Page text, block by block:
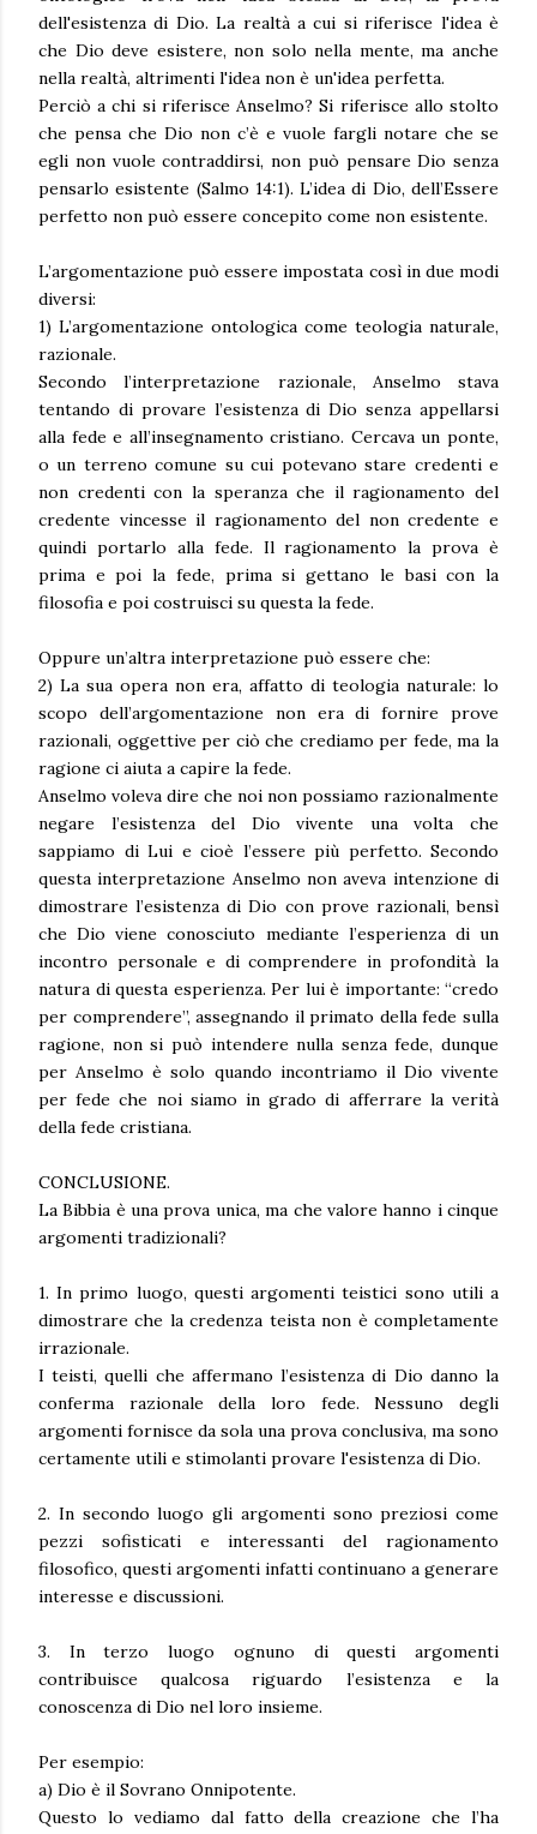
dell'esistenza di Dio. La realtà a cui si riferisce l'idea è
che Dio deve esistere, non solo nella mente, ma anche
nella realtà, altrimenti l'idea non è un'idea perfetta.
Perciò a chi si riferisce Anselmo? Si riferisce allo stolto
che pensa che Dio non c’è e vuole fargli notare che se
egli non vuole contraddirsi, non può pensare Dio senza
pensarlo esistente (Salmo 14:1). L’idea di Dio, dell’Essere
perfetto non può essere concepito come non esistente.
L’argomentazione può essere impostata così in due modi
diversi:
1) L’argomentazione ontologica come teologia naturale,
razionale.
Secondo l’interpretazione razionale, Anselmo stava
tentando di provare l’esistenza di Dio senza appellarsi
alla fede e all’insegnamento cristiano. Cercava un ponte,
o un terreno comune su cui potevano stare credenti e
non credenti con la speranza che il ragionamento del
credente vincesse il ragionamento del non credente e
quindi portarlo alla fede. Il ragionamento la prova è
prima e poi la fede, prima si gettano le basi con la
filosofia e poi costruisci su questa la fede.
Oppure un’altra interpretazione può essere che:
2) La sua opera non era, affatto di teologia naturale: lo
scopo dell’argomentazione non era di fornire prove
razionali, oggettive per ciò che crediamo per fede, ma la
ragione ci aiuta a capire la fede.
Anselmo voleva dire che noi non possiamo razionalmente
negare l’esistenza del Dio vivente una volta che
sappiamo di Lui e cioè l’essere più perfetto. Secondo
questa interpretazione Anselmo non aveva intenzione di
dimostrare l’esistenza di Dio con prove razionali, bensì
che Dio viene conosciuto mediante l’esperienza di un
incontro personale e di comprendere in profondità la
natura di questa esperienza. Per lui è importante: “credo
per comprendere”, assegnando il primato della fede sulla
ragione, non si può intendere nulla senza fede, dunque
per Anselmo è solo quando incontriamo il Dio vivente
per fede che noi siamo in grado di afferrare la verità
della fede cristiana.
CONCLUSIONE.
La Bibbia è una prova unica, ma che valore hanno i cinque
argomenti tradizionali?
1. In primo luogo, questi argomenti teistici sono utili a
dimostrare che la credenza teista non è completamente
irrazionale.
I teisti, quelli che affermano l’esistenza di Dio danno la
conferma razionale della loro fede. Nessuno degli
argomenti fornisce da sola una prova conclusiva, ma sono
certamente utili e stimolanti provare l'esistenza di Dio.
2. In secondo luogo gli argomenti sono preziosi come
pezzi sofisticati e interessanti del ragionamento
filosofico, questi argomenti infatti continuano a generare
interesse e discussioni.
3. In terzo luogo ognuno di questi argomenti
contribuisce qualcosa riguardo l’esistenza e la
conoscenza di Dio nel loro insieme.
Per esempio:
a) Dio è il Sovrano Onnipotente.
Questo lo vediamo dal fatto della creazione che l’ha